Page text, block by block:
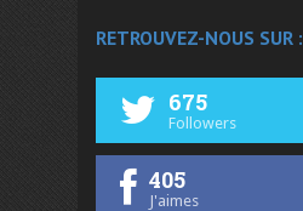
RETROUVEZ-NOUS SUR :
675
Followers
405
J'aimes